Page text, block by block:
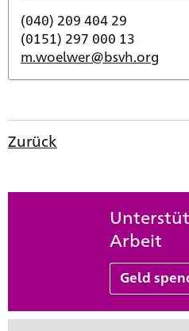
(040) 209 404 29
(0151) 297 000 13
m.woelwer@bsvh.org
Zurück
Arbeit
Geld